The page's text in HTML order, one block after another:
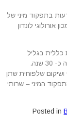
בתפקוד מיני של
אורולוגי לונדון
כללית בגליל
שנה.
שלפוחית שתן
לשיפור התפקוד המיני – שרותי
Posted in